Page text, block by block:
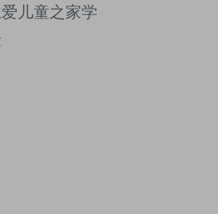
儿童之家学